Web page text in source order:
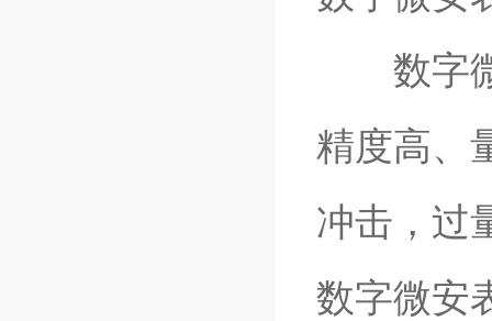
数字微
精度高、
冲击，过
数字微安